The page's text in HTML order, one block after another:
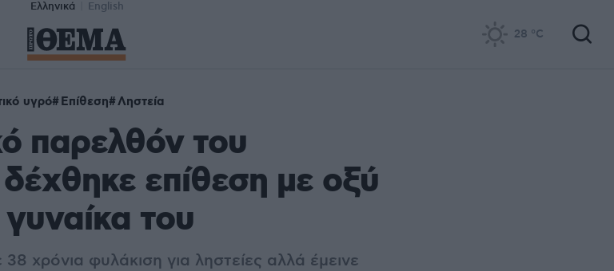
Ελληνικά English
28 °C
υγρό Επίθεση Ληστεία
παρελθόν του
επίθεση με οξύ
του
χρόνια φυλάκιση για ληστείες αλλά έμεινε